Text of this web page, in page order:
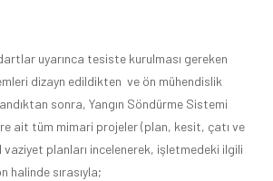
uyarınca tesiste kurulması gereken
dizayn edildikten ve ön mühendislik
sonra, Yangın Söndürme Sistemi
ait tüm mimari projeler (plan, kesit, çatı ve
vaziyet planları incelenerek, işletmedeki ilgili
halinde sırasıyla;